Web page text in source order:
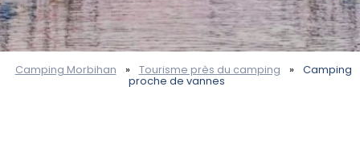
Camping Morbihan » Tourisme près du camping »
Camping
proche de vannes